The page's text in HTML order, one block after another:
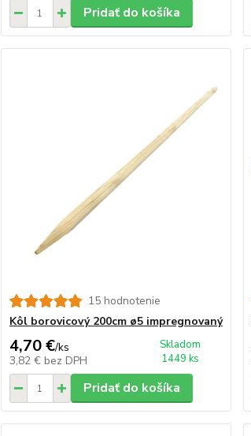
Pridať do košíka
15 hodnotenie
Kôl borovicový 200cm ø5 impregnovaný
4,70 €/ks
3,82 € bez DPH
Skladom
1449 ks
Pridať do košíka